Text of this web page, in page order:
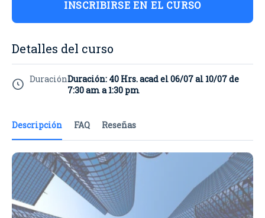
Descripción FAQ Reseñas
INSCRIBIRSE EN EL CURSO
Detalles del curso
DuraciónDuración: 40 Hrs. acad el 06/07 al 10/07 de
7:30 am a 1:30 pm